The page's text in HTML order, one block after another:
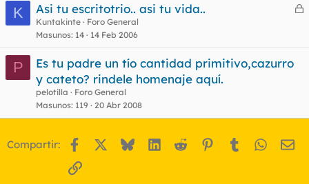
K
C
r
Asi tu escritotrio.. asi tu vida..
Kuntakinte
Foro General
Masunos 14 14 Feb 2006
P
Es tu padre un tío cantidad primitivo,cazurro
y cateto? rindele homenaje aquí.
pelotilla
Foro General
Masunos 119 20 Abr 2008
Compartir: Facebook BlueskyLinkedIn
Reddit Pinterest
Tumblr
Enlace